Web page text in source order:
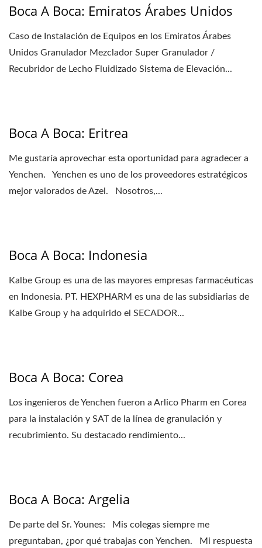
Boca A Boca: Emiratos Árabes Unidos
Caso de Instalación de Equipos en los Emiratos Árabes
Unidos Granulador Mezclador Super Granulador /
Recubridor de Lecho Fluidizado Sistema de Elevación...
Boca A Boca: Eritrea
Me gustaría aprovechar esta oportunidad para agradecer a
Yenchen. Yenchen es uno de los proveedores estratégicos
mejor valorados de Azel. Nosotros,...
Boca A Boca: Indonesia
Kalbe Group es una de las mayores empresas farmacéuticas
en Indonesia. PT. HEXPHARM es una de las subsidiarias de
Kalbe Group y ha adquirido el SECADOR...
Boca A Boca: Corea
Los ingenieros de Yenchen fueron a Arlico Pharm en Corea
para la instalación y SAT de la línea de granulación y
recubrimiento. Su destacado rendimiento...
Boca A Boca: Argelia
De parte del Sr. Younes: Mis colegas siempre me
preguntaban, ¿por qué trabajas con Yenchen. Mi respuesta